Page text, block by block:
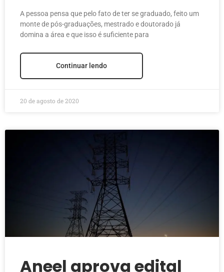
A pessoa pensa que pelo fato de ter se graduado, feito um
monte de pós-graduações, mestrado e doutorado já
domina a área e que isso é suficiente para
Continuar lendo
20 de agosto de 2020
Aneel aprova edital